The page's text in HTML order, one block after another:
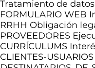
Tratamiento de
FORMULARIO WEB
RRHH Obligación
PROVEEDORES
CURRÍCULUMS
CLIENTES-